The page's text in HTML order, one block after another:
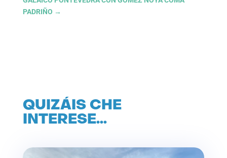
PADRIÑO →
QUIZÁIS CHE
INTERESE…